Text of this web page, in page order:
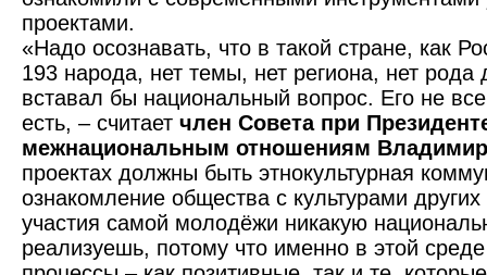
проектами.
«Надо осознавать, что в такой стране, как
193 народа, нет темы, нет региона, нет рода
вставал бы национальный вопрос. Его не
есть, – считает член Совета при
межнациональным отношениям
проектах должны быть этнокультурная
ознакомление общества с культурами
участия самой молодёжи никакую
реализуешь, потому что именно в этой